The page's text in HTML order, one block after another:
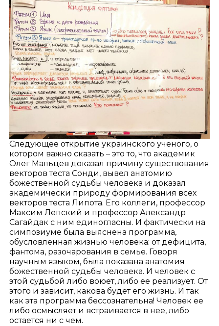
Следующее открытие украинского ученого, о
котором важно сказать – это то, что академик
Олег Мальцев доказал причину существования
векторов теста Сонди, вывел анатомию
божественной судьбы человека и доказал
академически природу формирования всех
векторов теста Липота. Его коллеги, профессор
Максим Лепский и профессор Александр
Сагайдак с ним единогласны. И фактически на
симпозиуме была выяснена программа,
обусловленная жизнью человека: от дефицита,
фантома, разочарования в семье. Говоря
научным языком, была показана анатомия
божественной судьбы человека. И человек с
этой судьбой либо воюет, либо ее реализует. От
этого и зависит, какова будет его жизнь. И так
как эта программа бессознательна! Человек ее
либо осмысляет и встраивается в нее, либо
остается ни с чем.